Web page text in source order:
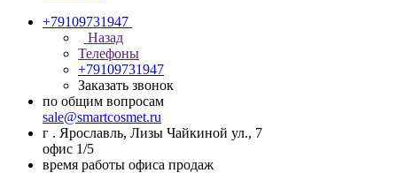
+79109731947
Назад
Телефоны
+79109731947
Заказать звонок
по общим вопросам
sale@smartcosmet.ru
г . Ярославль, Лизы Чайкиной ул., 7
офис 1/5
время работы офиса продаж